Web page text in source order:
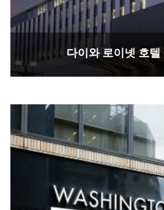
다이와 로이넷 호